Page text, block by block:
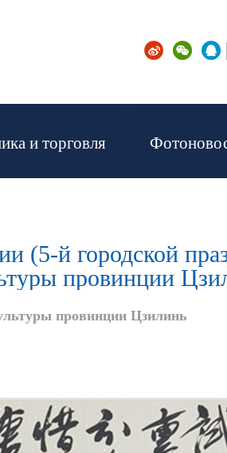
и торговля
(5-й городской
провинции
провинции Цзилинь